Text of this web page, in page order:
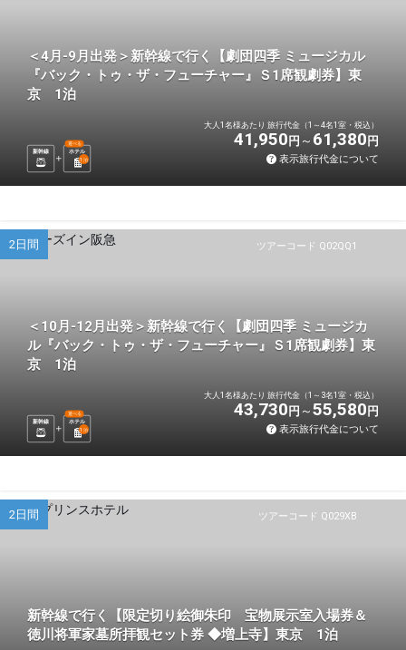
＜4月-9月出発＞新幹線で行く【劇団四季 ミュージカル
『バック・トゥ・ザ・フューチャー』Ｓ1席観劇券】東
京 1泊
新幹線 ホテル
選べる
1 泊
大人1名様あたり 旅行代金（1～4名1室・税込）
41,950 円 61,380 円
表示旅行代金について
ツアーコード Q02QQ1
2日間
＜10月-12月出発＞新幹線で行く【劇団四季 ミュージカ
ル『バック・トゥ・ザ・フューチャー』Ｓ1席観劇券】東
京 1泊
新幹線 ホテル
選べる
1 泊
大人1名様あたり 旅行代金（1～3名1室・税込）
43,730 円 55,580 円
表示旅行代金について
ツアーコード Q029XB
2日間
新幹線で行く【限定切り絵御朱印 宝物展示室入場券＆
徳川将軍家墓所拝観セット券 ◆増上寺】東京 1泊